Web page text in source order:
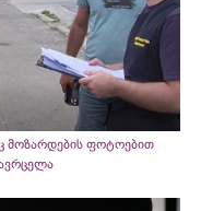
მოზარდების ფოტოებით